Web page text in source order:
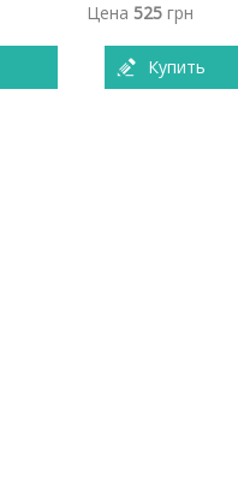
Цена 525 грн
Купить